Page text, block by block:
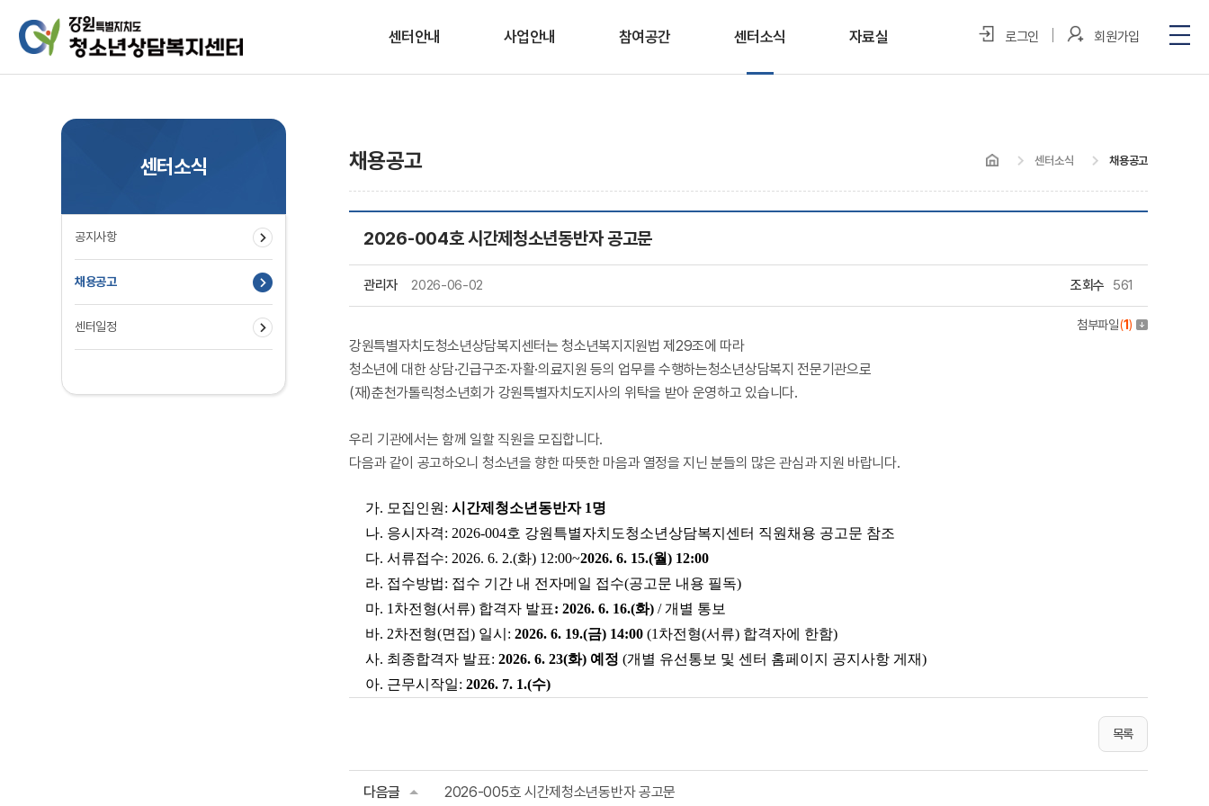
센터안내
이용안내
사업안내
시∙군센터 지원
참여공간
미디어생활 상식
OX퀴즈
센터소식 자료실 로그인 회원가입
센터소식
공지사항
채용공고
센터일정
채용공고 센터소식 채용공고
2026-004호 시간제청소년동반자 공고문
관리자 2026-06-02 조회수 561
첨부파일(1)
강원특별자치도청소년상담복지센터는 청소년복지지원법 제29조에 따라
청소년에 대한 상담·긴급구조·자활·의료지원 등의 업무를 수행하는청소년상담복지 전문기관으로
(재)춘천가톨릭청소년회가 강원특별자치도지사의 위탁을 받아 운영하고 있습니다.
우리 기관에서는 함께 일할 직원을 모집합니다.
다음과 같이 공고하오니 청소년을 향한 따뜻한 마음과 열정을 지닌 분들의 많은 관심과 지원 바랍니다.
가. 모집인원 : 시간제청소년동반자 1명
나. 응시자격: 2026-004호 강원특별자치도청소년상담복지센터 직원채용 공고문 참조
다. 서류접수: 2026. 6. 2.(화) 12:00~2026. 6. 15.(월) 12:00
라. 접수방법: 접수 기간 내 전자메일 접수(공고문 내용 필독)
마. 1차전형(서류) 합격자 발표: 2026. 6. 16.(화)/개별 통보
바. 2차전형(면접) 일시 : 2026. 6. 19.(금) 14:00 (1차전형(서류) 합격자에 한함)
사. 최종합격자 발표: 2026. 6. 23(화) 예정 (개별 유선통보 및 센터 홈페이지 공지사항 게재)
아. 근무시작일: 2026. 7. 1.(수)
목록
다음글 2026-005호 시간제청소년동반자 공고문